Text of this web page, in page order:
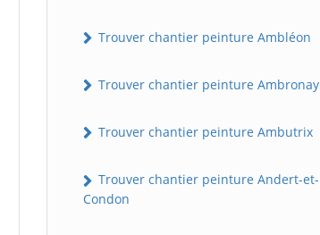
Trouver chantier peinture Ambléon
Trouver chantier peinture Ambronay
Trouver chantier peinture Ambutrix
Trouver chantier peinture Andert-et-
Condon